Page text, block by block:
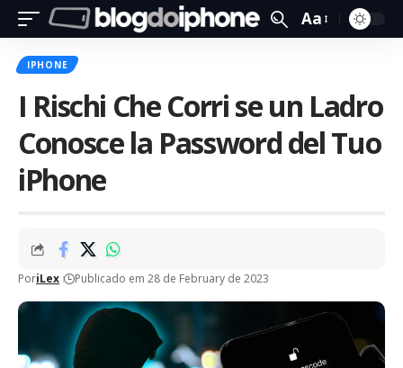
Aa
IPHONE
I Rischi Che Corri se un Ladro
Conosce la Password del Tuo
iPhone
PoriLex Publicado em 28 de February de 2023